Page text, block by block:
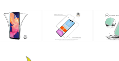
- TOP 100
maskice
Tablet
za mobitel